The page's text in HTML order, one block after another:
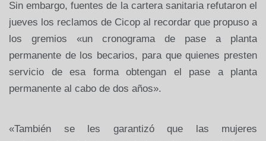
Sin embargo, fuentes de la cartera sanitaria refutaron el
jueves los reclamos de Cicop al recordar que propuso a
los gremios «un cronograma de pase a planta
permanente de los becarios, para que quienes presten
servicio de esa forma obtengan el pase a planta
permanente al cabo de dos años».
«También se les garantizó que las mujeres